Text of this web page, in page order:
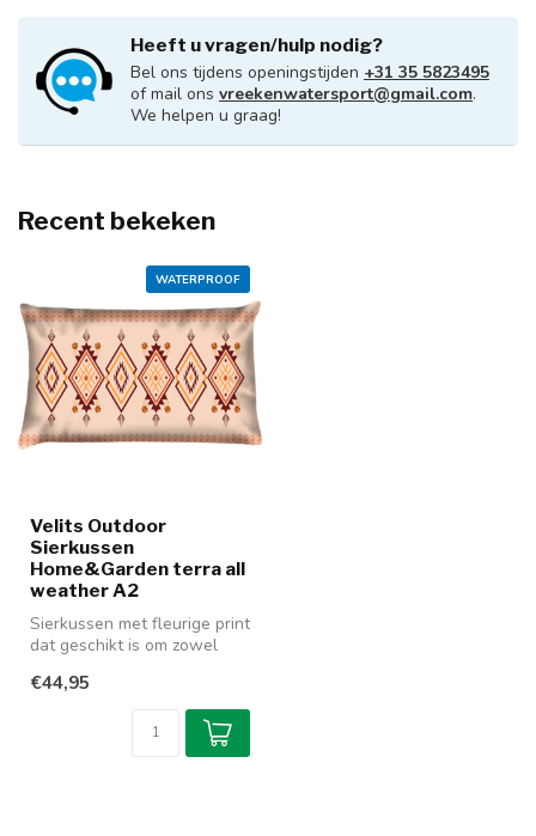
Heeft u vragen/hulp nodig?
Bel ons tijdens openingstijden +31 35 5823495
of mail ons vreekenwatersport@gmail.com.
We helpen u graag!
Recent bekeken
WATERPROOF
Velits Outdoor
Sierkussen
Home&Garden terra all
weather A2
Sierkussen met fleurige print
dat geschikt is om zowel
€44,95